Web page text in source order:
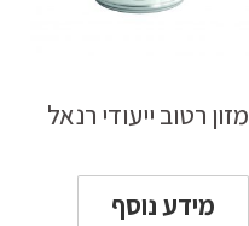
מזון רטוב ייעודי רנאל
מידע נוסף